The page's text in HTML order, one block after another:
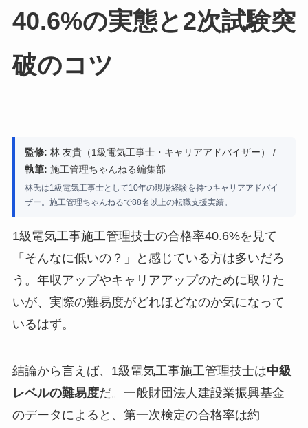
40.6%の実態と2次試験突
破のコツ
監修: 林 友貴（1級電気工事士・キャリアアドバイザー） /
執筆: 施工管理ちゃんねる編集部
林氏は1級電気工事士として10年の現場経験を持つキャリアアドバイ
ザー。施工管理ちゃんねるで88名以上の転職支援実績。
1級電気工事施工管理技士の合格率40.6%を見て
「そんなに低いの？」と感じている方は多いだろ
う。年収アップやキャリアアップのために取りた
いが、実際の難易度がどれほどなのか気になって
いるはず。
結論から言えば、1級電気工事施工管理技士は中級
レベルの難易度だ。一般財団法人建設業振興基金
のデータによると、第一次検定の合格率は約